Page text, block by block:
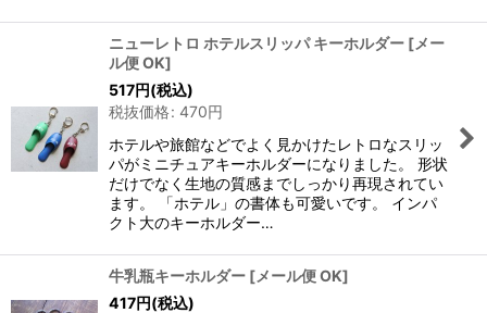
ニューレトロ ホテルスリッパ キーホルダー [メー
ル便 OK]
517円(税込)
税抜価格: 470円
ホテルや旅館などでよく見かけたレトロなスリッ
パがミニチュアキーホルダーになりました。 形状
だけでなく生地の質感までしっかり再現されてい
ます。 「ホテル」の書体も可愛いです。 インパ
クト大のキーホルダー…
牛乳瓶キーホルダー [メール便 OK]
417円(税込)